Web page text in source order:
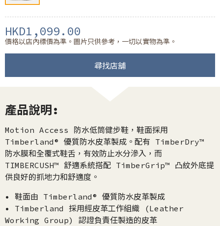
HKD1,099.00
價格以店內標價為準。圖片只供參考，一切以實物為準。
尋找店舖
產品說明:
Motion Access 防水低筒健步鞋，鞋面採用
Timberland® 優質防水皮革製成。配有 TimberDry™
防水膜和全覆式鞋舌，有效防止水分滲入，而
TIMBERCUSH™ 舒適系統搭配 TimberGrip™ 凸紋外底提
供良好的抓地力和舒適度。
• 鞋面由 Timberland® 優質防水皮革製成
• Timberland 採用經皮革工作組織 (Leather
Working Group) 認證負責任製造的皮革